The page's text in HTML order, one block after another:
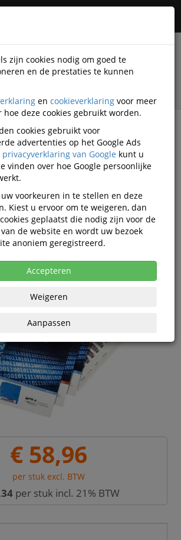
filter
Kopieer supplies
(100+10)
€ 58,96
per stuk excl. BTW
per stuk incl. 21% BTW
zijn cookies nodig om goed te
en de prestaties te kunnen
en cookieverklaring voor meer
deze cookies gebruikt worden.
cookies gebruikt voor
advertenties op het Google Ads
privacyverklaring van Google kunt u
vinden over hoe Google persoonlijke
voorkeuren in te stellen en deze
Kiest u ervoor om te weigeren, dan
geplaatst die nodig zijn voor de
de website en wordt uw bezoek
anoniem geregistreerd.
Accepteren
Weigeren
Aanpassen